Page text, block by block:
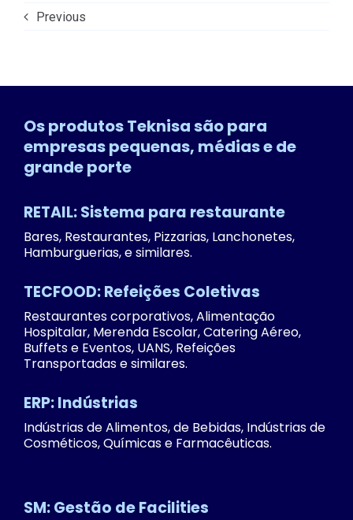
Previous
Os produtos Teknisa são para
empresas pequenas, médias e de
grande porte
RETAIL: Sistema para restaurante
Bares, Restaurantes, Pizzarias, Lanchonetes,
Hamburguerias, e similares.
TECFOOD: Refeições Coletivas
Restaurantes corporativos, Alimentação
Hospitalar, Merenda Escolar, Catering Aéreo,
Buffets e Eventos, UANS, Refeições
Transportadas e similares.
ERP: Indústrias
Indústrias de Alimentos, de Bebidas, Indústrias de
Cosméticos, Químicas e Farmacêuticas.
SM: Gestão de Facilities